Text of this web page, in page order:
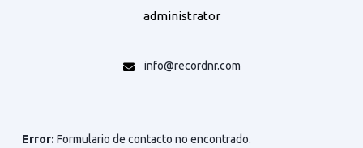
administrator
info@recordnr.com
Error: Formulario de contacto no encontrado.